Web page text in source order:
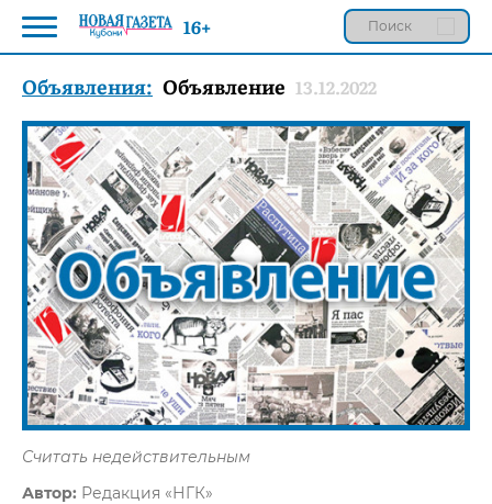
Объявления: Объявление 13.12.2022
Считать недействительным
Автор: Редакция «НГК»
16+